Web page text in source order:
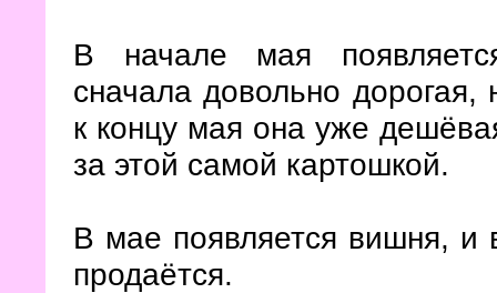
В начале мая
сначала довольно
к концу мая она уже
за этой самой картошкой.
В мае появляется вишня, и
продаётся.